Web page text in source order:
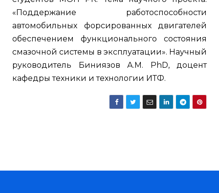
«Поддержание работоспособности
автомобильных форсированных двигателей
обеспечением функционального состояния
смазочной системы в эксплуатации». Научный
руководитель Биниязов А.М. PhD, доцент
кафедры техники и технологии ИТФ.